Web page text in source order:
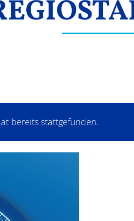
bereits stattgefunden.